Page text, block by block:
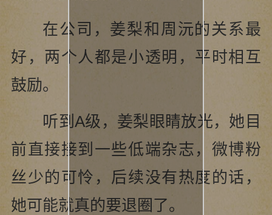
在公司，姜梨和周沅的关系最
好，两个人都是小透明，平时相互
鼓励。
听到A级，姜梨眼睛放光，她目
前直接接到一些低端杂志，微博粉
丝少的可怜，后续没有热度的话，
她可能就真的要退圈了。